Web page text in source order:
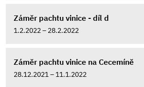
Záměr pachtu vinice - díl d
1.2.2022 – 28.2.2022
Záměr pachtu vinice na Cecemíně
28.12.2021 – 11.1.2022